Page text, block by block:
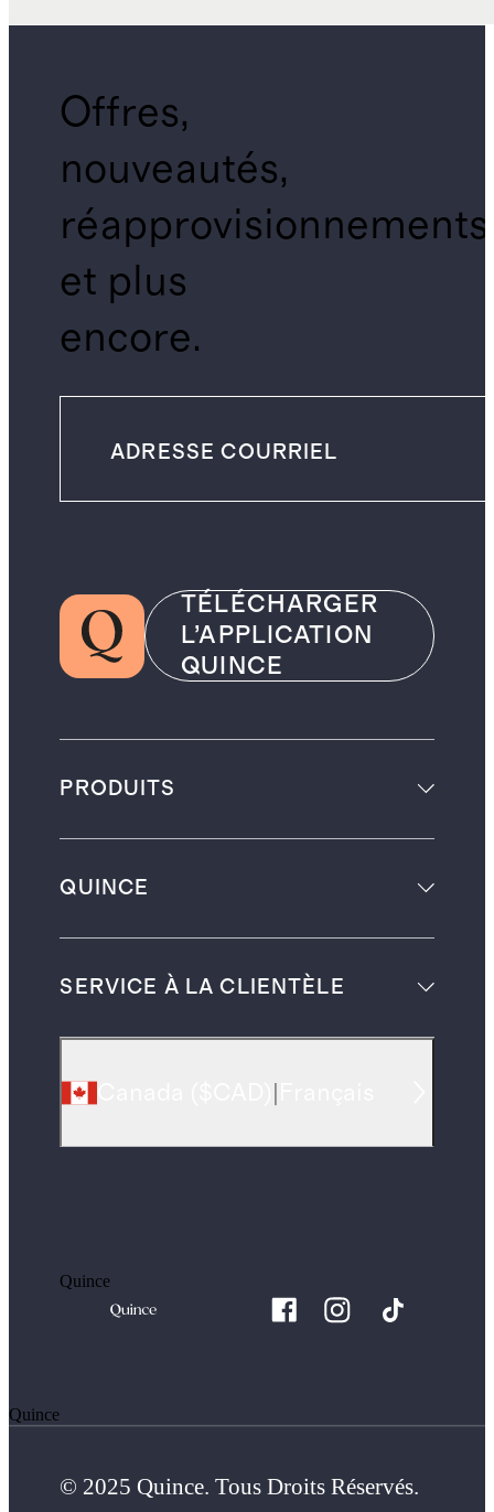
Offres,
nouveautés,
réapprovisionnements
et plus
encore.
TÉLÉCHARGER
L’APPLICATION
QUINCE
PRODUITS
QUINCE
SERVICE À LA CLIENTÈLE
Quince
Quince
© 2025 Quince. Tous Droits Réservés.